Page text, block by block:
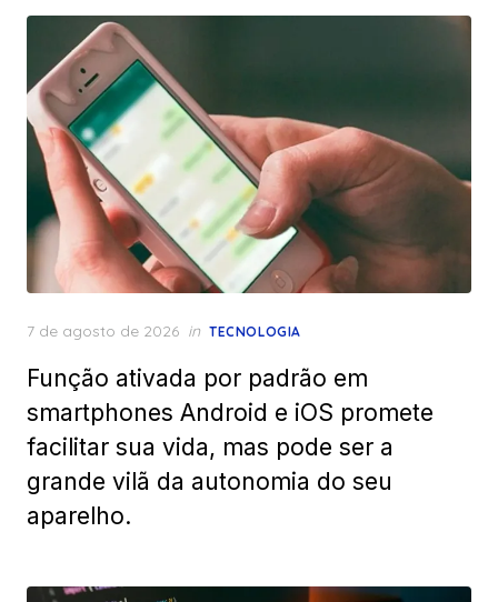
Posted
7 de agosto de 2026 in TECNOLOGIA
Função ativada por padrão em
smartphones Android e iOS promete
facilitar sua vida, mas pode ser a
grande vilã da autonomia do seu
aparelho.